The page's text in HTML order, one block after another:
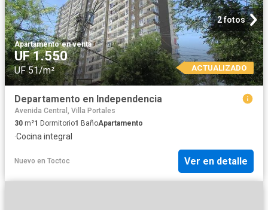
2 fotos
Apartamento·en venta
UF 1.550
UF 51/m² ACTUALIZADO
Departamento en Independencia
Avenida Central, Villa Portales
30 m²1 Dormitorio1 BañoApartamento
·Cocina integral
Nuevo en Toctoc Ver en detalle